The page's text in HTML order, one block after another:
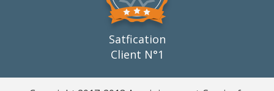
Satfication
Client N°1